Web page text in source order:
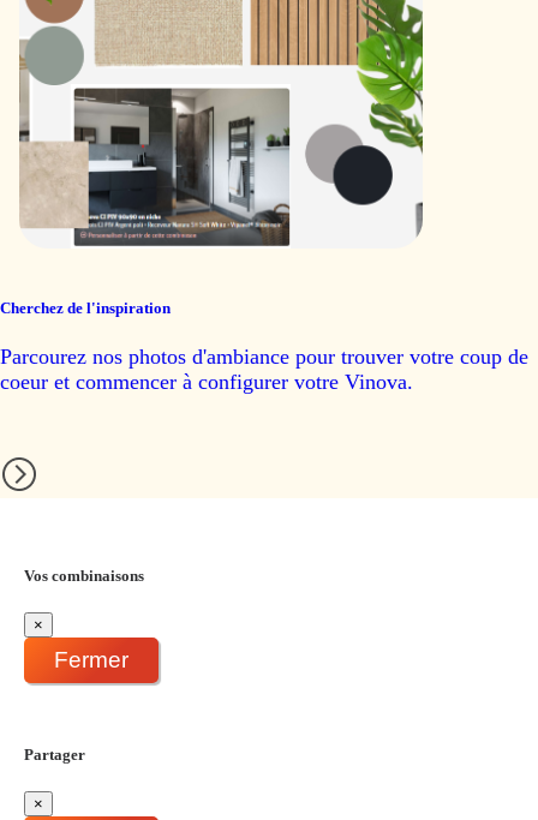
Cherchez de l'inspiration
Parcourez nos photos d'ambiance pour trouver votre coup de
coeur et commencer à configurer votre Vinova.
Vos combinaisons
×
Fermer
Partager
×